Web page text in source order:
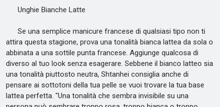
Unghie Bianche Latte
Se una semplice manicure francese di qualsiasi tipo non ti
attira questa stagione, prova una tonalità bianca lattea da sola o
abbinata a una sottile punta francese. Aggiunge qualcosa di
diverso al tuo look senza esagerare. Sebbene il bianco latteo sia
una tonalità piuttosto neutra, Shtanhei consiglia anche di
pensare ai sottotoni della tua pelle se vuoi trovare la tua base
lattea perfetta. "Una tonalità che sembra invisibile su una